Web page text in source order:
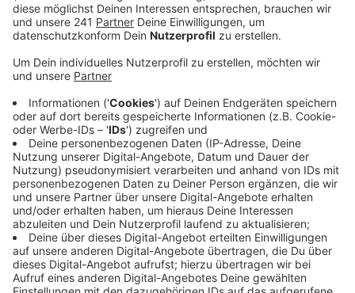
Veröffentlicht:Dienstag, 02.07.2019 10:47
Anzeige
Am Ostermontag Mitte April hatte das ehemalige
Restaurant „Alt Schlebusch“ bereits zum zweiten Mal
in Flammen gestanden. Der Eigentümer des Gebäudes
hat der Stadt inzwischen die Bescheinigung eines
Sachverständigen für Gebäudestatik vorgelegt und
demnach ist die Brandruine weiter standsicher.
Dennoch hat die Stadt einige Sicherungsmaßnahmen
angeordnet: So sollen unter anderem die Fenster und
Türen unzugänglich gemacht werden – zum Beispiel